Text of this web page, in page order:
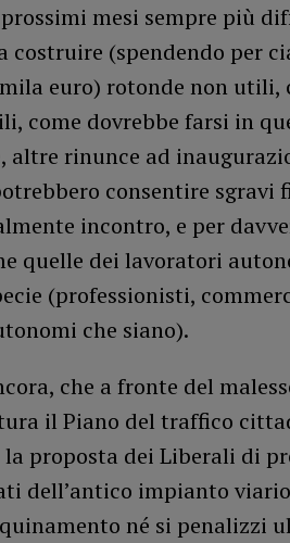
mesi sempre più
costruire (spendendo per
euro) rotonde non utili,
come dovrebbe farsi in
altre rinunce ad
consentire
incontro, e per
quelle dei lavoratori
(professionisti,
che siano).
che a fronte del
il Piano del traffico
la proposta dei Liberali di
dell’antico impianto
né si penalizzi